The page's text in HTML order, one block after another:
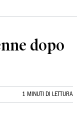
dopo
1 MINUTI DI LETTURA